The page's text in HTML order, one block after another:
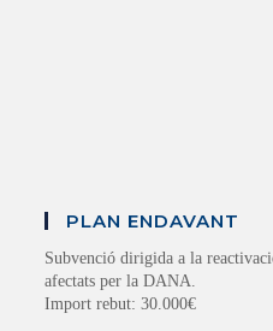
PLAN ENDAVANT
Subvenció dirigida a la
afectats per la DANA.
Import rebut: 30.000€